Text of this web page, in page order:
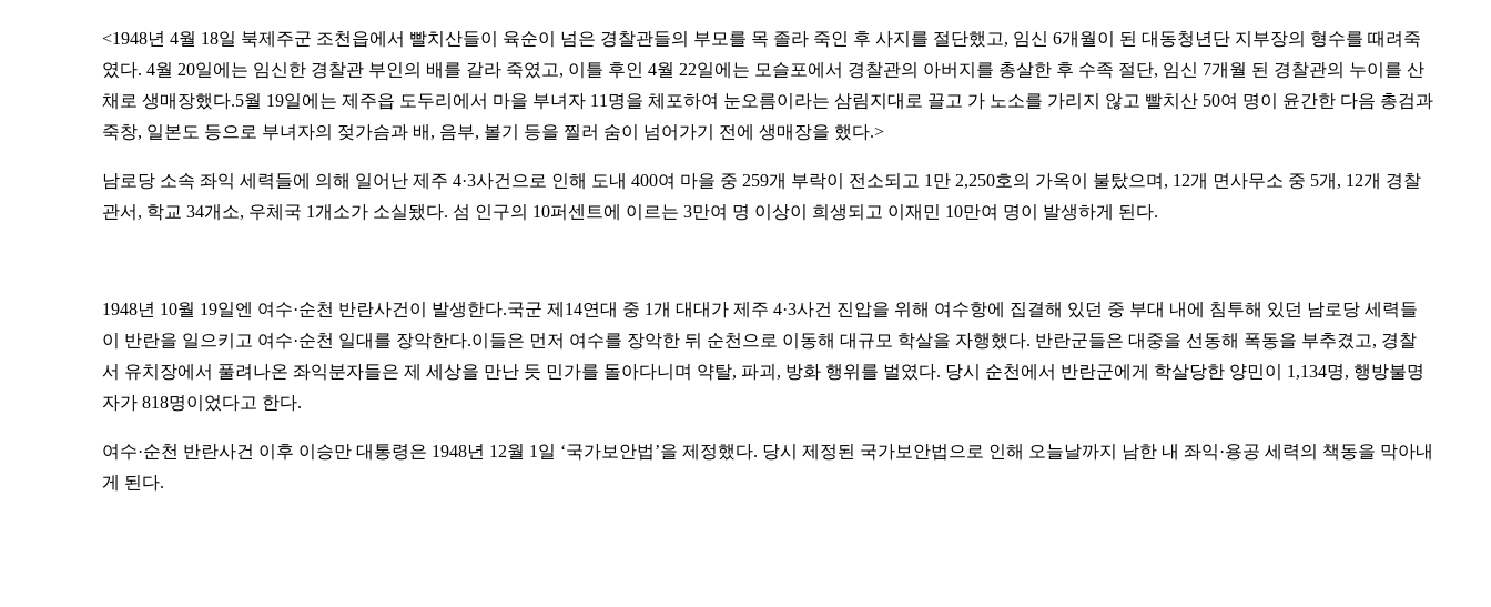
<1948년 4월 18일 북제주군 조천읍에서 빨치산들이 육순이 넘은 경찰관들의 부모를 목 졸라 죽인 후 사지를 절단했고, 임신 6개월이 된 대동청년단 지부장의 형수를 때려죽
였다. 4월 20일에는 임신한 경찰관 부인의 배를 갈라 죽였고, 이틀 후인 4월 22일에는 모슬포에서 경찰관의 아버지를 총살한 후 수족 절단, 임신 7개월 된 경찰관의 누이를 산
채로 생매장했다.5월 19일에는 제주읍 도두리에서 마을 부녀자 11명을 체포하여 눈오름이라는 삼림지대로 끌고 가 노소를 가리지 않고 빨치산 50여 명이 윤간한 다음 총검과
죽창, 일본도 등으로 부녀자의 젖가슴과 배, 음부, 볼기 등을 찔러 숨이 넘어가기 전에 생매장을 했다.>
남로당 소속 좌익 세력들에 의해 일어난 제주 4·3사건으로 인해 도내 400여 마을 중 259개 부락이 전소되고 1만 2,250호의 가옥이 불탔으며, 12개 면사무소 중 5개, 12개 경찰
관서, 학교 34개소, 우체국 1개소가 소실됐다. 섬 인구의 10퍼센트에 이르는 3만여 명 이상이 희생되고 이재민 10만여 명이 발생하게 된다.
1948년 10월 19일엔 여수·순천 반란사건이 발생한다.국군 제14연대 중 1개 대대가 제주 4·3사건 진압을 위해 여수항에 집결해 있던 중 부대 내에 침투해 있던 남로당 세력들
이 반란을 일으키고 여수·순천 일대를 장악한다.이들은 먼저 여수를 장악한 뒤 순천으로 이동해 대규모 학살을 자행했다. 반란군들은 대중을 선동해 폭동을 부추겼고, 경찰
서 유치장에서 풀려나온 좌익분자들은 제 세상을 만난 듯 민가를 돌아다니며 약탈, 파괴, 방화 행위를 벌였다. 당시 순천에서 반란군에게 학살당한 양민이 1,134명, 행방불명
자가 818명이었다고 한다.
여수·순천 반란사건 이후 이승만 대통령은 1948년 12월 1일 ‘국가보안법’을 제정했다. 당시 제정된 국가보안법으로 인해 오늘날까지 남한 내 좌익·용공 세력의 책동을 막아내
게 된다.